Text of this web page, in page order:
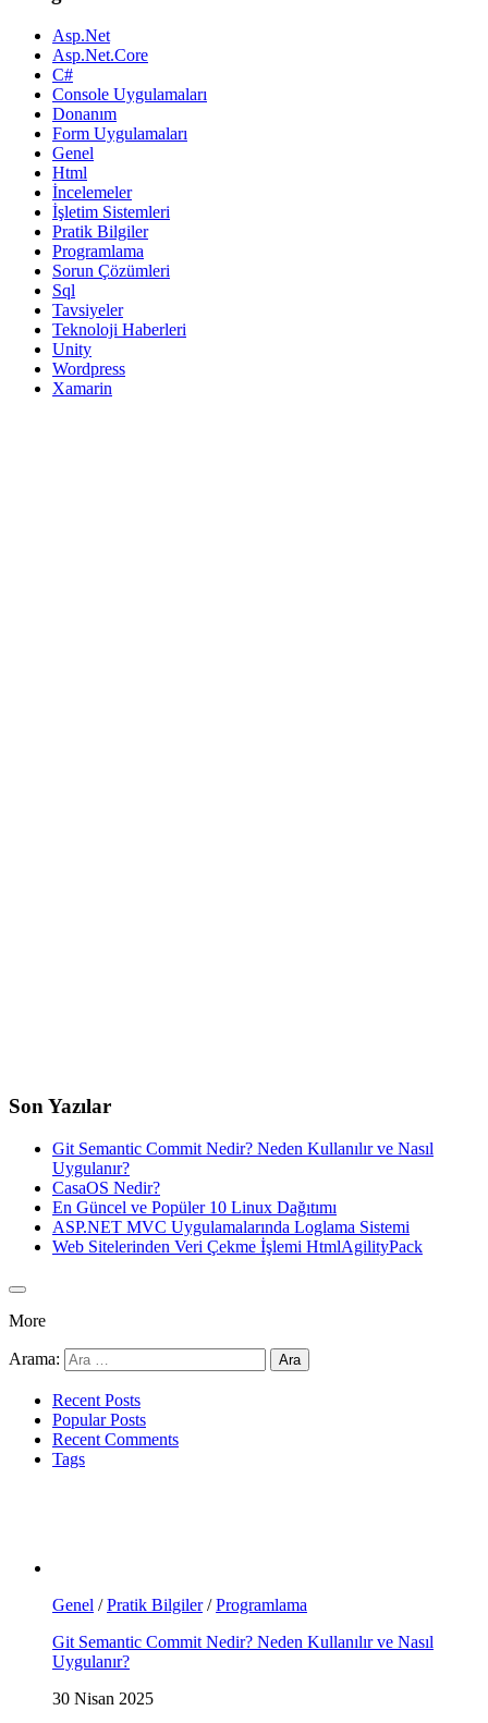
Asp.Net
Asp.Net.Core
C#
Console Uygulamaları
Donanım
Form Uygulamaları
Genel
Html
İncelemeler
İşletim Sistemleri
Pratik Bilgiler
Programlama
Sorun Çözümleri
Sql
Tavsiyeler
Teknoloji Haberleri
Unity
Wordpress
Xamarin
Son Yazılar
Git Semantic Commit Nedir? Neden Kullanılır ve Nasıl
Uygulanır?
CasaOS Nedir?
En Güncel ve Popüler 10 Linux Dağıtımı
ASP.NET MVC Uygulamalarında Loglama Sistemi
Web Sitelerinden Veri Çekme İşlemi HtmlAgilityPack
More
Arama:
Recent Posts
Popular Posts
Recent Comments
Tags
Genel /Pratik Bilgiler/Programlama
Git Semantic Commit Nedir? Neden Kullanılır ve Nasıl
Uygulanır?
30 Nisan 2025